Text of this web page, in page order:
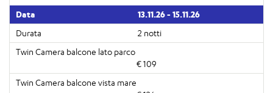
13.11.26 - 15.11.26
2 notti
€ 109